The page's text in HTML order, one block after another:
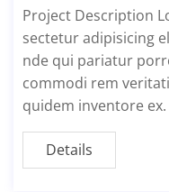
Project Description
sectetur adipisicing
nde qui pariatur
commodi rem
quidem inventore
Details